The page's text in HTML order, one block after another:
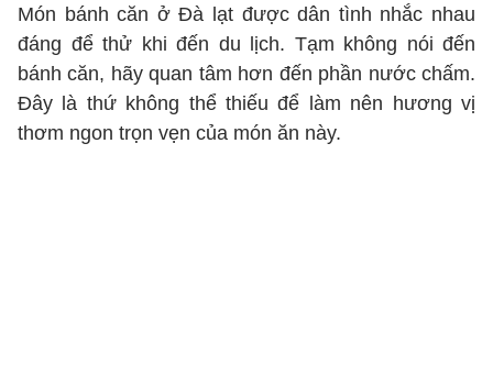
Món bánh căn ở Đà lạt được dân tình nhắc nhau
đáng để thử khi đến du lịch. Tạm không nói đến
bánh căn, hãy quan tâm hơn đến phần nước chấm.
Đây là thứ không thể thiếu để làm nên hương vị
thơm ngon trọn vẹn của món ăn này.